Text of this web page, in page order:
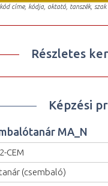
címe, kódja, oktató, tanszék,
Részletes
Képzési
MA_N
CEM
(csembaló)